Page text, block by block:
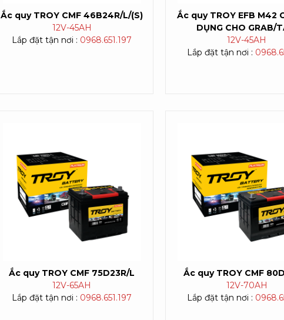
Ắc quy TROY CMF 46B24R/L/(S)
12V-45AH
Lắp đặt tận nơi : 0968.651.197
Ắc quy TROY EFB M42
DỤNG CHO GRAB/
12V-45AH
Lắp đặt tận nơi :
Ắc quy TROY CMF 75D23R/L
12V-65AH
Lắp đặt tận nơi : 0968.651.197
Ắc quy TROY CMF
12V-70AH
Lắp đặt tận nơi :